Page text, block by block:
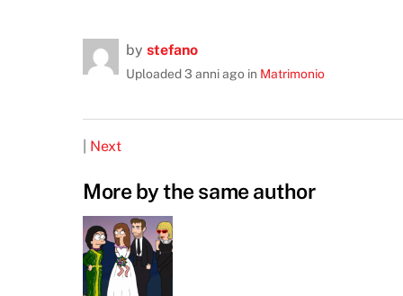
by stefano
Uploaded3 anni ago in Matrimonio
Next
More by the same author